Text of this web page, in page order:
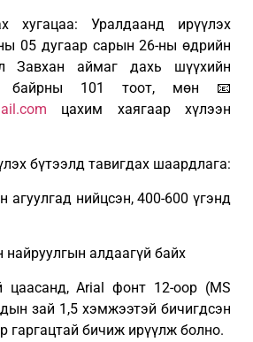
Уралдаанд ирүүлэх
05 дугаар сарын 26-ны өдрийн
Завхан аймаг дахь шүүхийн
байрны 101 тоот, мөн 📧
цахим хаягаар хүлээн
бүтээлд тавигдах шаардлага:
агуулгад нийцсэн, 400-600 үгэнд
найруулгын алдаагүй байх
Arial фонт 12-оор (MS
зай 1,5 хэмжээтэй бичигдсэн
гаргацтай бичиж ирүүлж болно.